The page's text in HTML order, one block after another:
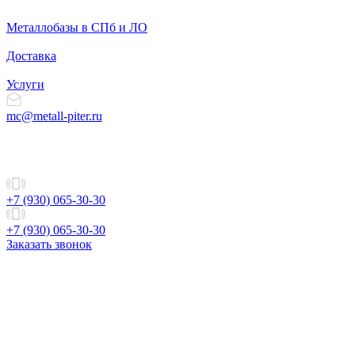
Металлобазы в СПб и ЛО
Доставка
Услуги
mc@metall-piter.ru
+7 (930) 065-30-30
+7 (930) 065-30-30
Заказать звонок